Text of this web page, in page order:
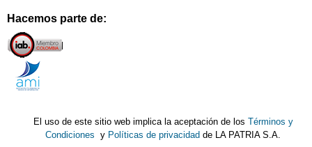
Hacemos parte de:
El uso de este sitio web implica la aceptación de los Términos y
Condiciones y Políticas de privacidad de LA PATRIA S.A.